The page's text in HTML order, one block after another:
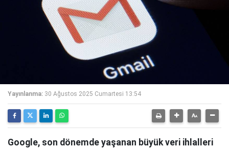
Yayınlanma: 30 Ağustos 2025 Cumartesi 13:54
Google, son dönemde yaşanan büyük veri ihlalleri